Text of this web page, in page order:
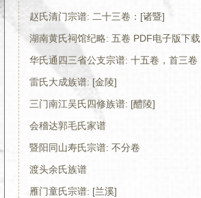
赵氏清门宗谱: 二十三卷：[诸暨]
湖南黄氏祠馆纪略: 五卷 PDF电子版下载
雷氏大成族谱: [金陵]
三门南江吴氏四修族谱: [醴陵]
会稽达郭毛氏家谱
暨阳同山寿氏宗谱: 不分卷
渡头余氏族谱
雁门童氏宗谱: [兰溪]